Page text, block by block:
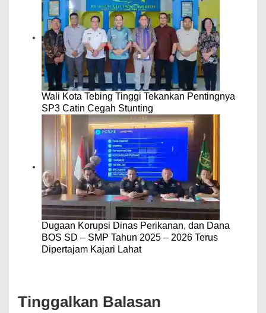
Wali Kota Tebing Tinggi Tekankan Pentingnya
SP3 Catin Cegah Stunting
Dugaan Korupsi Dinas Perikanan, dan Dana
BOS SD – SMP Tahun 2025 – 2026 Terus
Dipertajam Kajari Lahat
Tinggalkan Balasan